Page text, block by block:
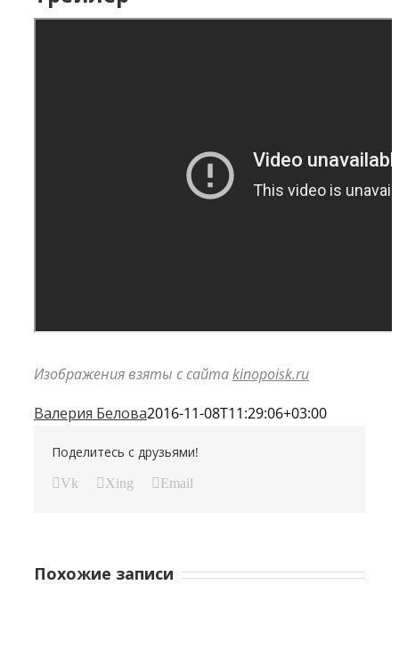
Изображения взяты с сайтаkinopoisk.ru
Валерия Белова2016-11-08T11:29:06+03:00
Поделитесь с друзьями!
Vk Xing Email
Похожие записи